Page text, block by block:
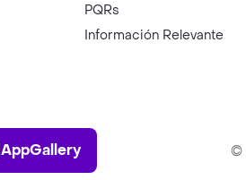
PQRs
Información Relevante
AppGallery
AppGallery ©